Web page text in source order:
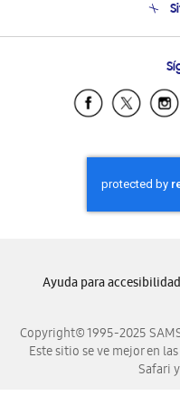
Copyright© 1995-2025
Este sitio se ve mejor en
Safari
Ayuda para accesibilidad